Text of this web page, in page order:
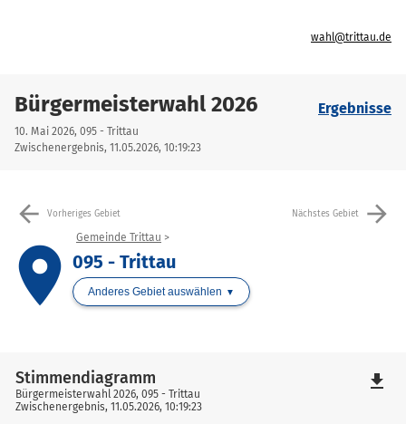
wahl@trittau.de
Bürgermeisterwahl 2026
10. Mai 2026, 095 - Trittau
Zwischenergebnis, 11.05.2026, 10:19:23
Ergebnisse
arrow_back Vorheriges Gebiet Nächstes Gebiet arrow_forward
place
Gemeinde Trittau
095 - Trittau
Anderes Gebiet auswählen
Stimmendiagramm
Bürgermeisterwahl 2026, 095 - Trittau
Zwischenergebnis, 11.05.2026, 10:19:23
file_download